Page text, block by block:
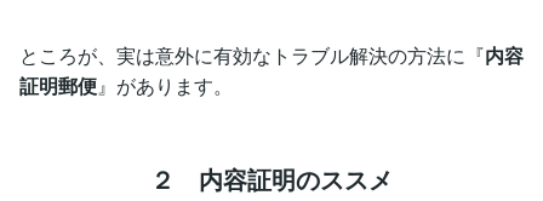
ところが、実は意外に有効なトラブル解決の方法に『内容
証明郵便』があります。
２ 内容証明のススメ